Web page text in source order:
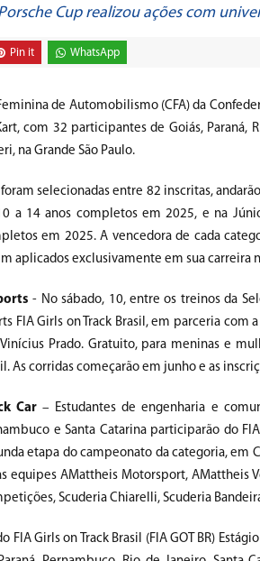
Cup realizou ações com
Pin it WhatsApp
de Automobilismo (CFA) da
com 32 participantes de Goiás, Paraná,
na Grande São Paulo.
foram selecionadas entre 82 inscritas,
a 14 anos completos em 2025, e na
em 2025. A vencedora de cada
aplicados exclusivamente em sua carreira
- No sábado, 10, entre os treinos da
FIA Girls on Track Brasil, em parceria com
Prado. Gratuito, para meninas e
As corridas começarão em junho e as
Car – Estudantes de engenharia e
e Santa Catarina participarão do
etapa do campeonato da categoria, em
equipes AMattheis Motorsport, AMattheis
Scuderia Chiarelli, Scuderia
FIA Girls on Track Brasil (FIA GOT BR)